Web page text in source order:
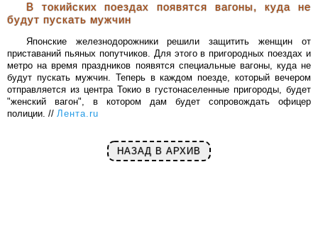
В токийских поездах появятся вагоны, куда не
будут пускать мужчин
Японские железнодорожники решили защитить женщин от
приставаний пьяных попутчиков. Для этого в пригородных поездах и
метро на время праздников появятся специальные вагоны, куда не
будут пускать мужчин. Теперь в каждом поезде, который вечером
отправляется из центра Токио в густонаселенные пригороды, будет
"женский вагон", в котором дам будет сопровождать офицер
полиции. // Лента.ru
НАЗАД В АРХИВ